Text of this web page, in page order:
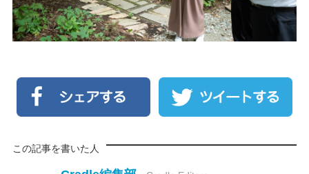
この記事を書いた人